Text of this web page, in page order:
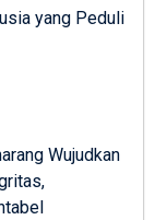
yang Peduli
Wujudkan